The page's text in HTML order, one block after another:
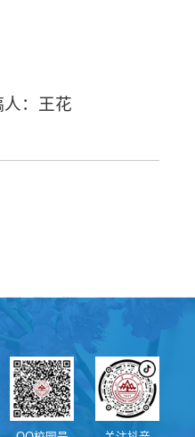
人：王花